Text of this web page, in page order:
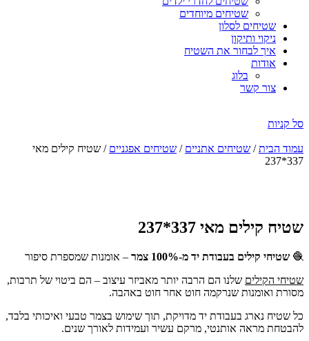
שטיחים מיוחדים
שטיחים לסלון
ניקוי ותיקון
איך לבחור את השטיח
אודות
בלוג
צור קשר
סל קניות
עמוד הבית/ שטיחים אתניים / שטיחים אפגניים / שטיח קילים מאי
337*237
הנחה
שטיח קילים מאי 337*237
🧶 שטיחי קילים בעבודת יד מ-100% צמר
– אומנות שמספרת סיפור
שטיחי הקילים שלנו הם הרבה יותר מאביזר עיצוב – הם ביטוי של תרבות,
מסורת ואומנות שנרקמה חוט אחר חוט באהבה.
כל שטיח נארג בעבודת יד מדויקת, תוך שימוש בצמר טבעי ואיכותי בלבד,
להבטחת מראה אותנטי, מרקם עשיר ועמידות לאורך שנים.